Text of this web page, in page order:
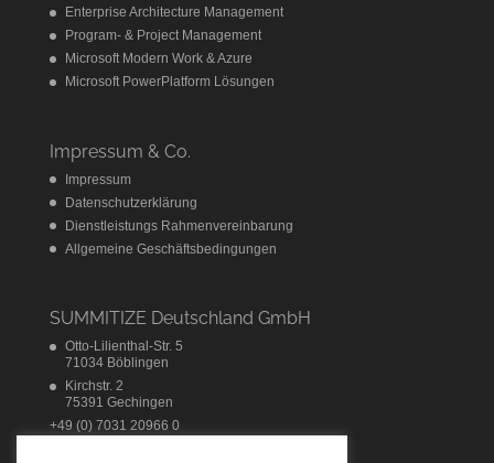
Enterprise Architecture Management
Program- & Project Management
Microsoft Modern Work & Azure
Microsoft PowerPlatform Lösungen
Impressum & Co.
Impressum
Datenschutzerklärung
Dienstleistungs Rahmenvereinbarung
Allgemeine Geschäftsbedingungen
SUMMITIZE Deutschland GmbH
Otto-Lilienthal-Str. 5
71034 Böblingen
Kirchstr. 2
75391 Gechingen
+49 (0) 7031 20966 0